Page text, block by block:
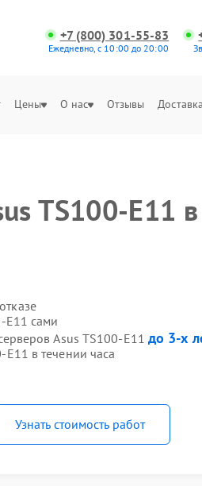
+7 (800) 301-55-83
Ежедневно, с 10:00 до 20:00
Цены О нас Отзывы Доставка
TS100-E11 в
E11 сами
Asus TS100-E11 до 3-х
в течении часа
Узнать стоимость работ